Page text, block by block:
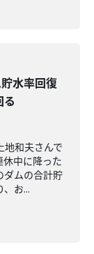
水率回復
る
地和夫さんで
休中に降った
ムの合計貯
お...